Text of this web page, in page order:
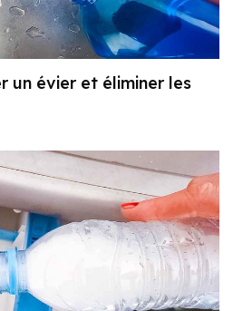
un évier et éliminer les